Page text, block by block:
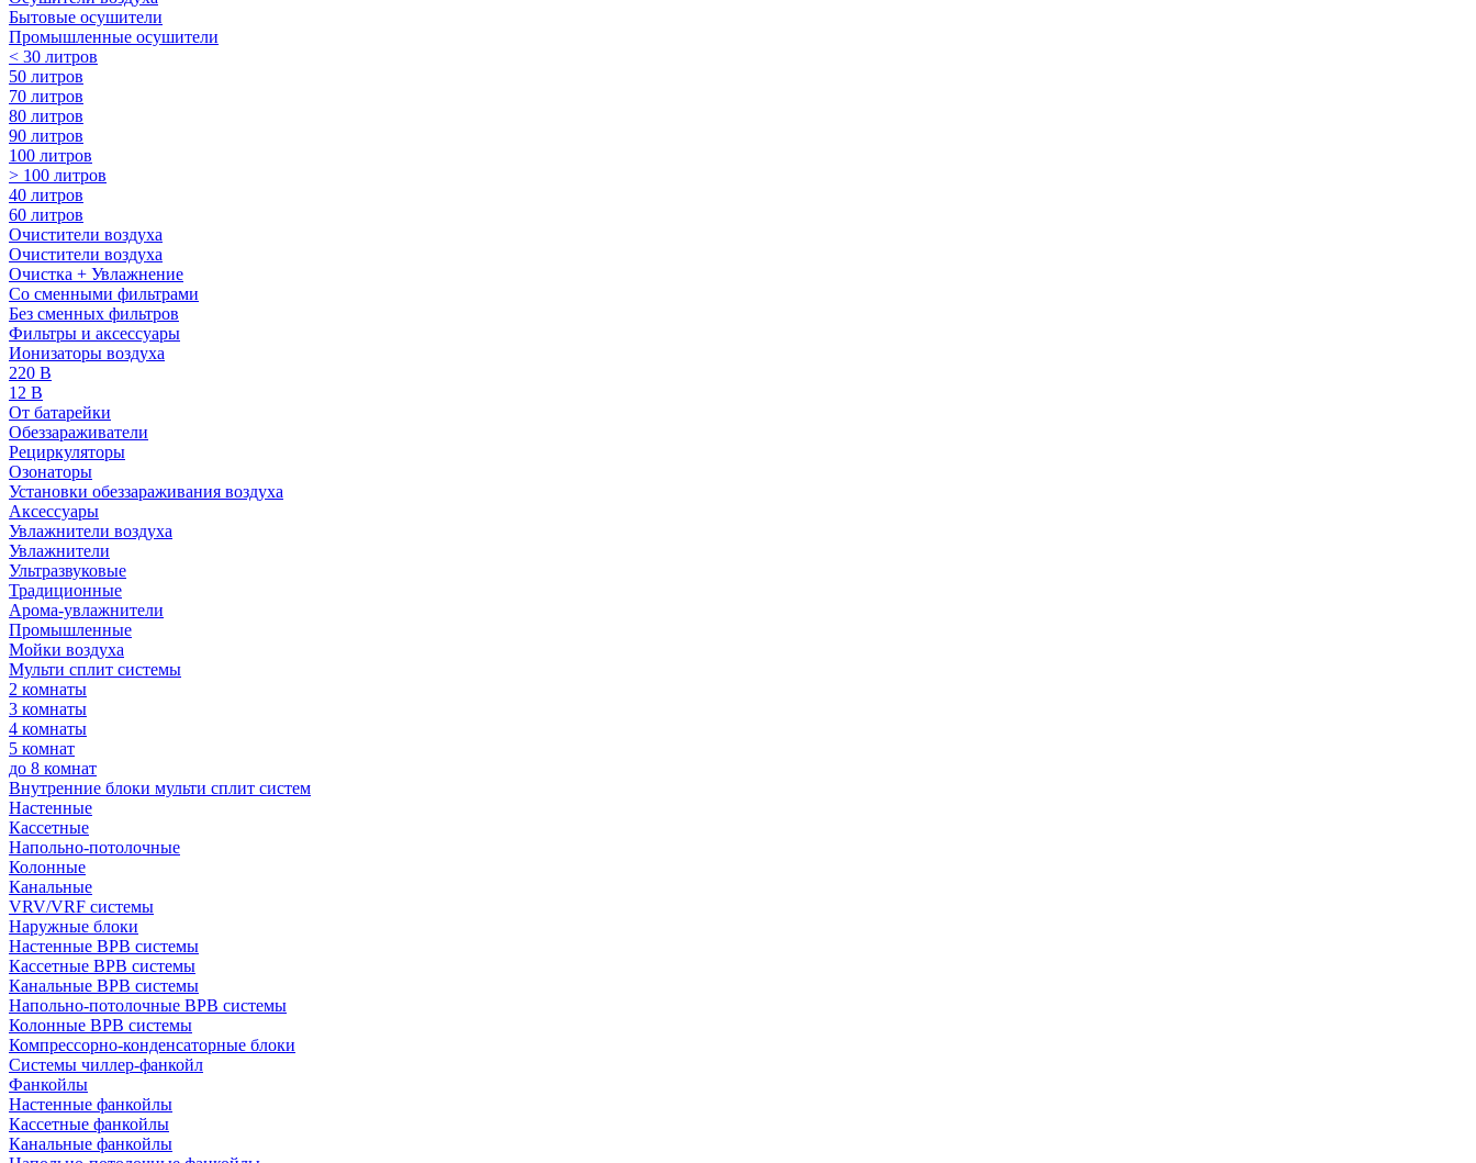
Бытовые осушители
Промышленные осушители
< 30 литров
50 литров
70 литров
80 литров
90 литров
100 литров
> 100 литров
40 литров
60 литров
Очистители воздуха
Очистители воздуха
Очистка + Увлажнение
Cо сменными фильтрами
Без сменных фильтров
Фильтры и аксессуары
Ионизаторы воздуха
220 В
12 В
От батарейки
Обеззараживатели
Рециркуляторы
Озонаторы
Установки обеззараживания воздуха
Аксессуары
Увлажнители воздуха
Увлажнители
Ультразвуковые
Традиционные
Арома-увлажнители
Промышленные
Мойки воздуха
Мульти сплит системы
2 комнаты
3 комнаты
4 комнаты
5 комнат
до 8 комнат
Внутренние блоки мульти сплит систем
Настенные
Кассетные
Напольно-потолочные
Колонные
Канальные
VRV/VRF системы
Наружные блоки
Настенные ВРВ системы
Кассетные ВРВ системы
Канальные ВРВ системы
Напольно-потолочные ВРВ системы
Колонные ВРВ системы
Компрессорно-конденсаторные блоки
Системы чиллер-фанкойл
Фанкойлы
Настенные фанкойлы
Кассетные фанкойлы
Канальные фанкойлы